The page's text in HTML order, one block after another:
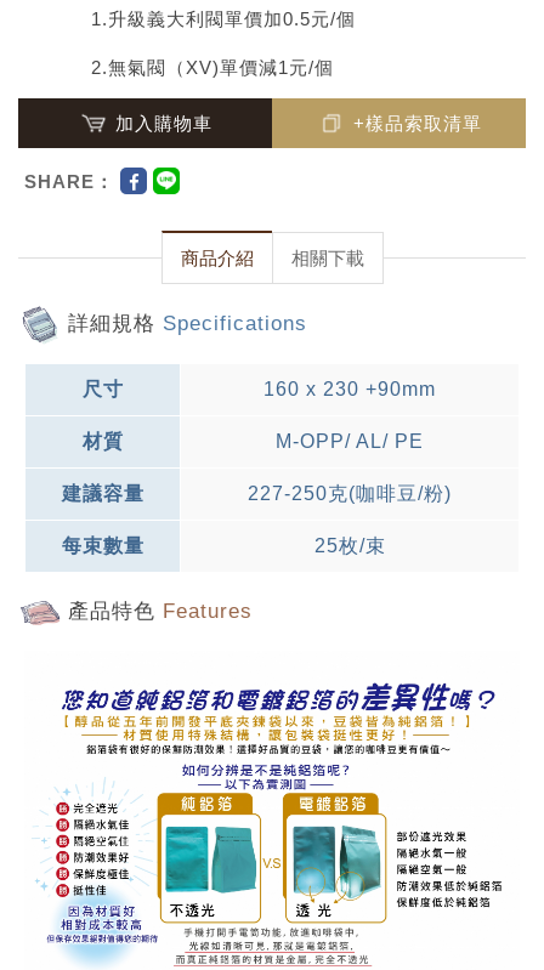
1.升級義大利閥單價加0.5元/個
2.無氣閥（XV)單價減1元/個
加入購物車 +樣品索取清單
SHARE：
商品介紹 相關下載
詳細規格 Specifications
尺寸 160 x 230 +90mm
材質 M-OPP/ AL/ PE
建議容量 227-250克(咖啡豆/粉)
每束數量 25枚/束
產品特色 Features